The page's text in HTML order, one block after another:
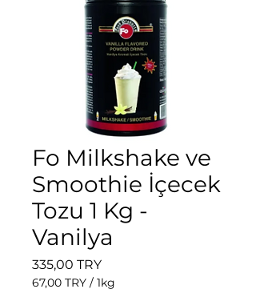
Fo Milkshake ve
Smoothie İçecek
Tozu 1 Kg -
Vanilya
335,00 TRYPreis
67,00 TRY / 1kg